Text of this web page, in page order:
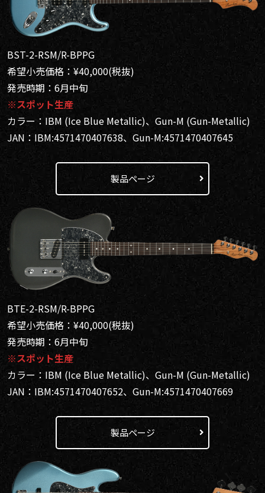
BST-2-RSM/R-BPPG
希望小売価格：¥40,000(税抜)
発売時期：6月中旬
※スポット生産
カラー：IBM (Ice Blue Metallic)、Gun-M (Gun-Metallic)
JAN：IBM:4571470407638、Gun-M:4571470407645
製品ページ
BTE-2-RSM/R-BPPG
希望小売価格：¥40,000(税抜)
発売時期：6月中旬
※スポット生産
カラー：IBM (Ice Blue Metallic)、Gun-M (Gun-Metallic)
JAN：IBM:4571470407652、Gun-M:4571470407669
製品ページ